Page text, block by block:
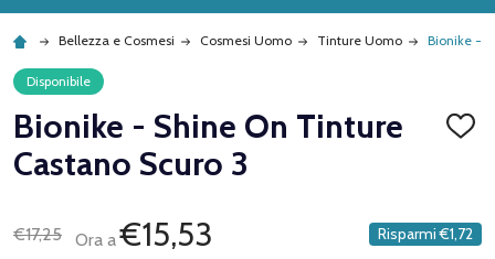
Bellezza e Cosmesi Cosmesi Uomo Tinture Uomo Bionike -
Disponibile
Bionike - Shine On Tinture
Castano Scuro 3
€17,25
Ora a€15,53 Risparmi €1,72